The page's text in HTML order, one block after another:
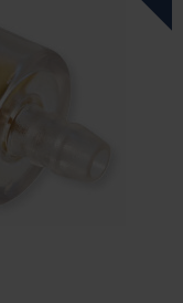
Solglasögon 5 pack